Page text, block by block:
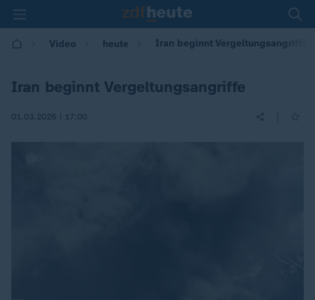
Video heute Iran beginnt Vergeltungsangriffe
Iran beginnt Vergeltungsangriffe
01.03.2026 | 17:00